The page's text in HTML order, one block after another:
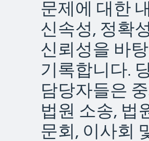
문제에 대한
신속성, 정확
신뢰성을 바
기록합니다.
담당자들은
법원 소송, 법
문회, 이사회